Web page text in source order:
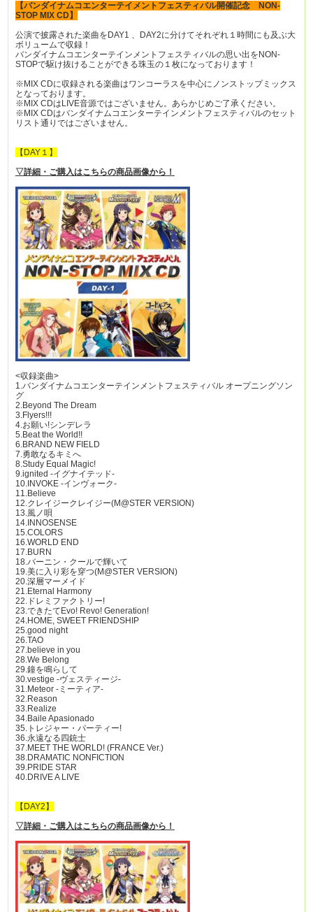
【バンダイナムコエンターテイメントフェスティバル開催記念 NON-
STOP MIX CD】
公演で披露された楽曲をDAY1 、DAY2に分けてそれぞれ１時間にも及ぶ大
ボリュームで収録！
バンダイナムコエンターテインメントフェスティバルの思い出をNON-
STOPで駆け抜けることができる珠玉の１枚になっております！
※MIX CDに収録される楽曲はワンコーラスを中心にノンストップミックス
となっております。
※MIX CDはLIVE音源ではございません。あらかじめご了承ください。
※MIX CDはバンダイナムコエンターテインメントフェスティバルのセット
リスト通りではございません。
【DAY１】
▽詳細・ご購入はこちらの商品画像から！
<収録楽曲>
1.バンダイナムコエンターテインメントフェスティバル オープニングソン
グ
2.Beyond The Dream
3.Flyers!!!
4.お願い!シンデレラ
5.Beat the World!!
6.BRAND NEW FIELD
7.勇敢なるキミへ
8.Study Equal Magic!
9.ignited -イグナイテッド-
10.INVOKE -インヴォーク-
11.Believe
12.クレイジークレイジー(M@STER VERSION)
13.風ノ唄
14.INNOSENSE
15.COLORS
16.WORLD END
17.BURN
18.バーニン・クールで輝いて
19.美に入り彩を穿つ(M@STER VERSION)
20.深層マーメイド
21.Eternal Harmony
22.ドレミファクトリー!
23.できたてEvo! Revo! Generation!
24.HOME, SWEET FRIENDSHIP
25.good night
26.TAO
27.believe in you
28.We Belong
29.鐘を鳴らして
30.vestige -ヴェスティージ-
31.Meteor -ミーティア-
32.Reason
33.Realize
34.Baile Apasionado
35.トレジャー・パーティー!
36.永遠なる四銃士
37.MEET THE WORLD! (FRANCE Ver.)
38.DRAMATIC NONFICTION
39.PRIDE STAR
40.DRIVE A LIVE
【DAY2】
▽詳細・ご購入はこちらの商品画像から！